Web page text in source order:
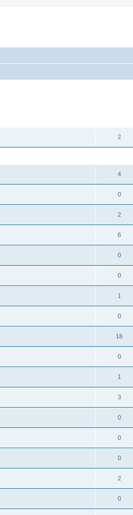
2
4
0
2
6
0
0
1
0
18
0
1
3
0
0
0
2
0